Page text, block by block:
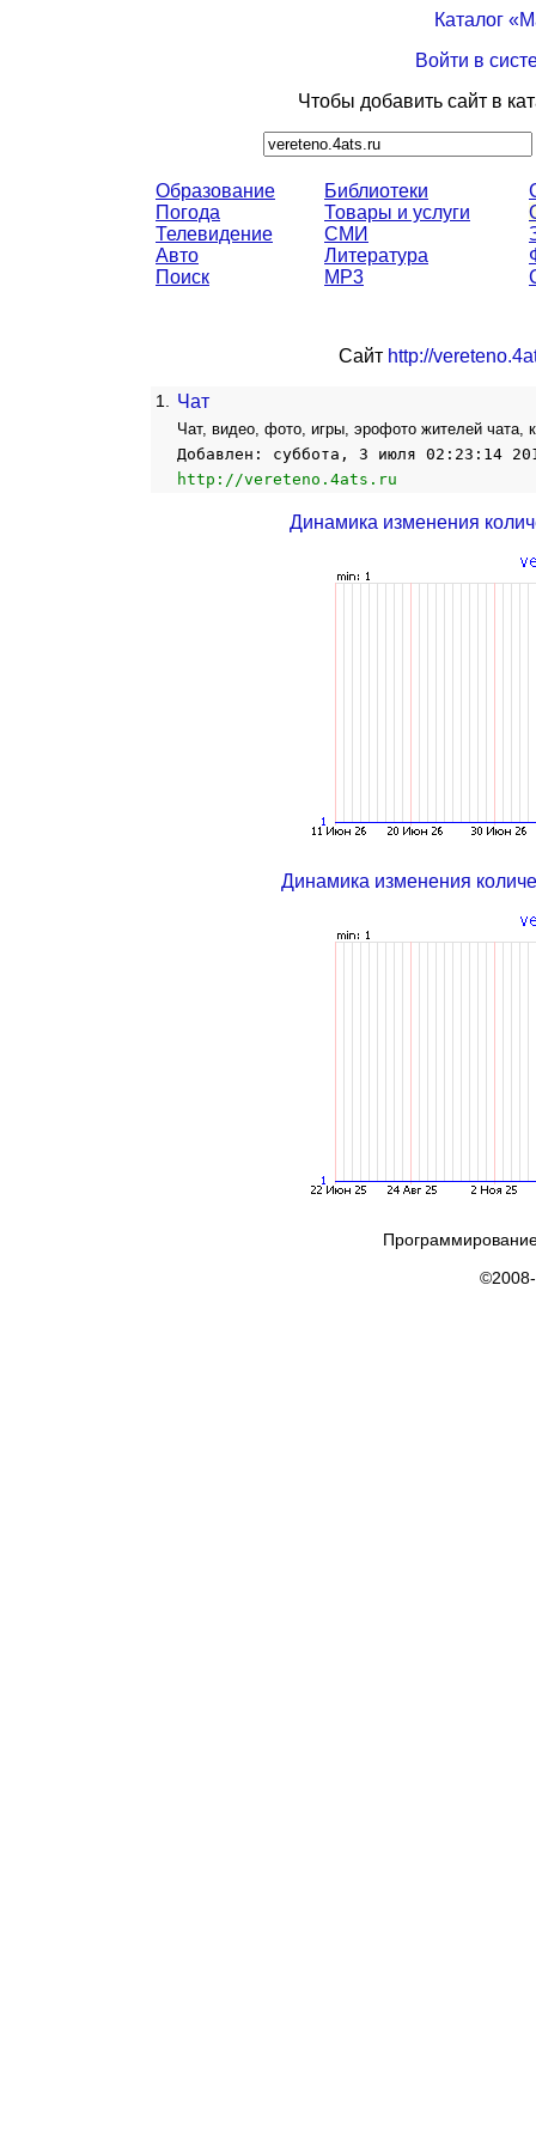
Каталог
Войти в
Чтобы добавить сайт в
Образование
Погода
Телевидение
Авто
Поиск
Библиотеки
Товары и услуги
СМИ
Литература
MP3
Сайт http://
1. Чат
Чат, видео, фото, игры, эрофото жителей чата,
Добавлен: суббота, 3 июля 02:23:14
http://vereteno.4ats.ru
Динамика изменения
Динамика изменения